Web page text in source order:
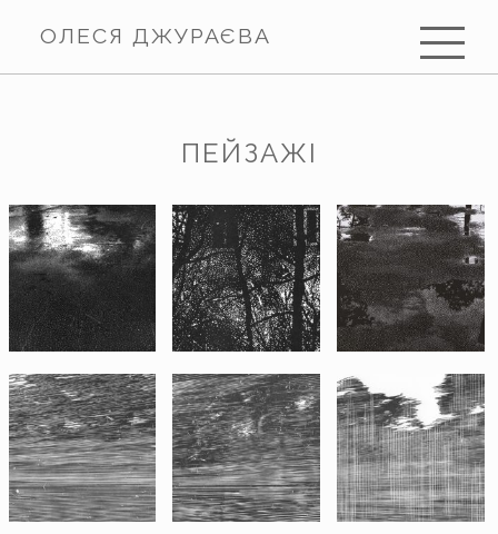
ОЛЕСЯ ДЖУРАЄВА
ПЕЙЗАЖІ